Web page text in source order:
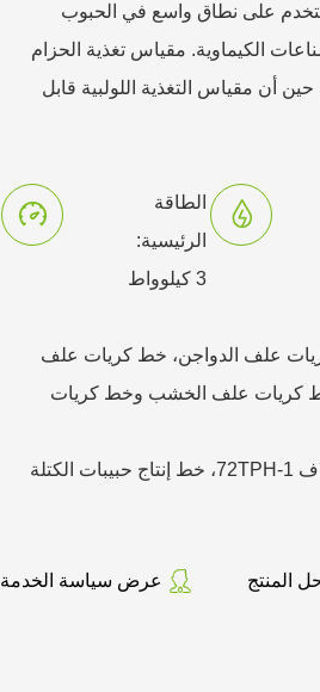
على نطاق واسع في الحبوب
الكيماوية. مقياس تغذية الحزام
أن مقياس التغذية اللولبية قابل
الطاقة
الرئيسية:
3 كيلوواط
علف الدواجن، خط كريات علف
كريات علف الخشب وخط كريات
المقياس القابل للتطبيق: خط إنتاج الأعلاف 1-72TPH، خط إنتاج حبيبات الكتلة
المنتج عرض سياسة الخدمة